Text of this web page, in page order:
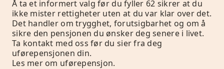
Å ta et informert valg før du fyller 62 sikrer at du
ikke mister rettigheter uten at du var klar over det.
Det handler om trygghet, forutsigbarhet og om å
sikre den pensjonen du ønsker deg senere i livet.
Ta kontakt med ossfør du sier fra deg
uførepensjonen din.
Les mer om uførepensjon.